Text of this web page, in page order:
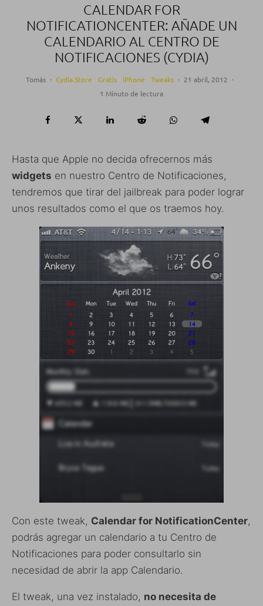
CALENDAR FOR
NOTIFICATIONCENTER: AÑADE UN
CALENDARIO AL CENTRO DE
NOTIFICACIONES (CYDIA)
Tomás · Cydia Store Gratis iPhone Tweaks · 21 abril, 2012 ·
1 Minuto de lectura
Hasta que Apple no decida ofrecernos más
widgets en nuestro Centro de Notificaciones,
tendremos que tirar del jailbreak para poder lograr
unos resultados como el que os traemos hoy.
Con este tweak, Calendar for NotificationCenter,
podrás agregar un calendario a tu Centro de
Notificaciones para poder consultarlo sin
necesidad de abrir la app Calendario.
El tweak, una vez instalado, no necesita de